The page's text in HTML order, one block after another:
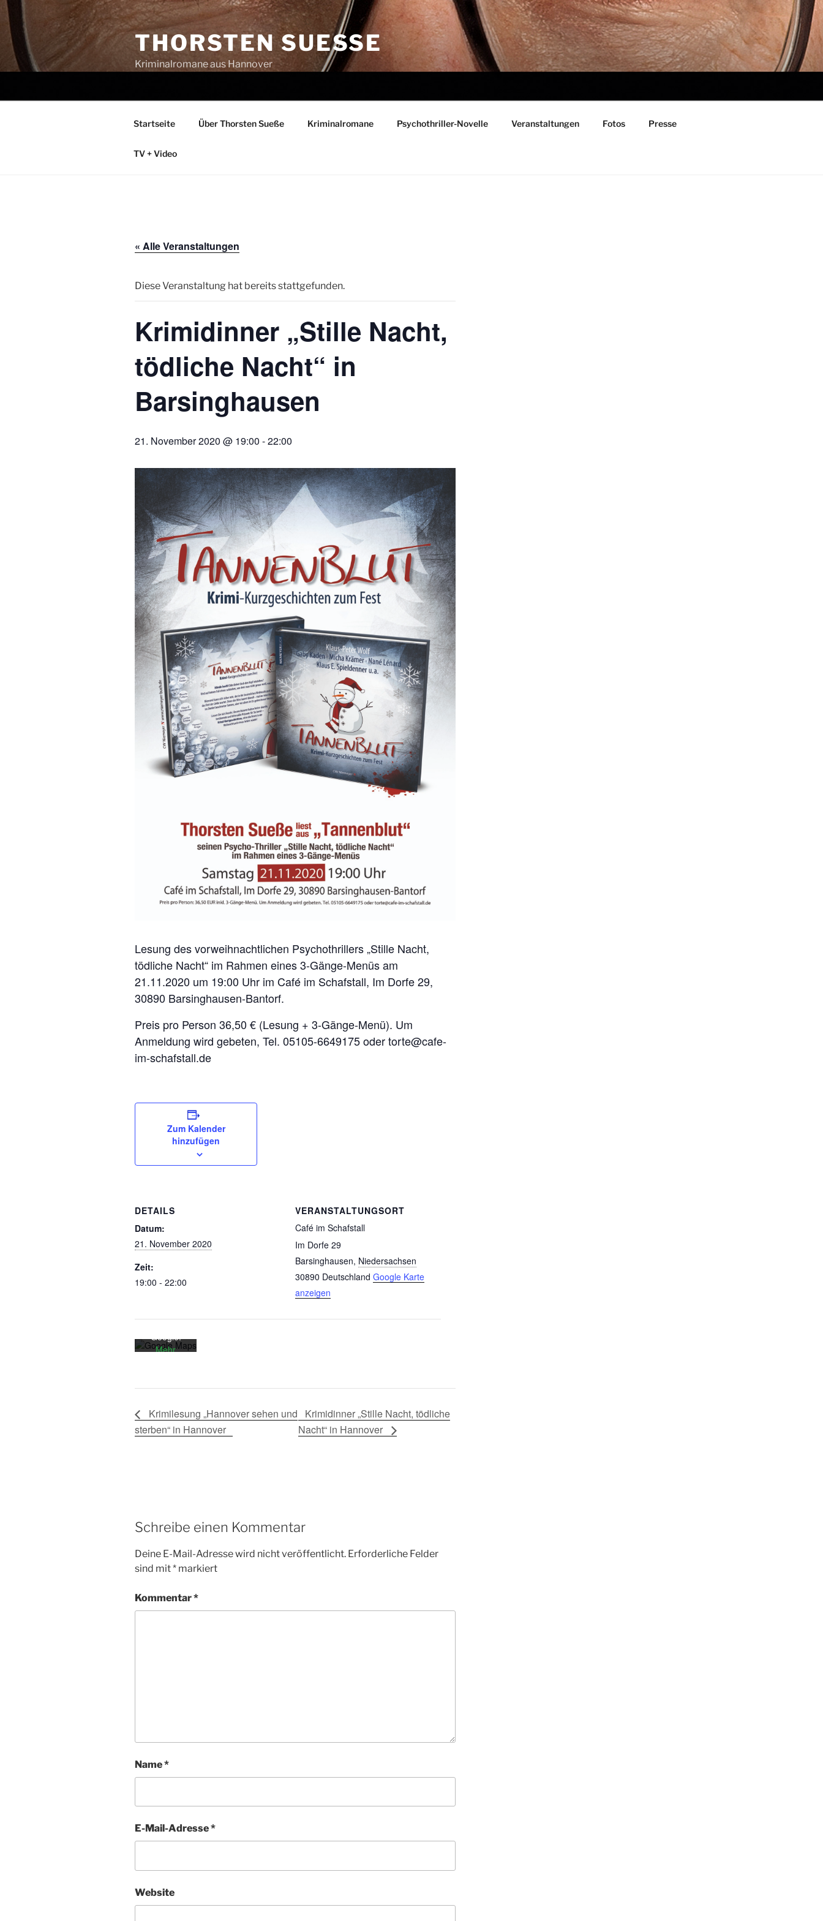
Zum
Inhalt
springen
THORSTEN SUESSE
Kriminalromane aus Hannover
Startseite Über Thorsten Sueße Kriminalromane Psychothriller-Novelle Veranstaltungen Fotos Presse
TV + Video
« Alle Veranstaltungen
Diese Veranstaltung hat bereits stattgefunden.
Krimidinner „Stille Nacht,
tödliche Nacht“ in
Barsinghausen
21. November 2020 @ 19:00 -22:00
Lesung des vorweihnachtlichen Psychothrillers „Stille Nacht,
tödliche Nacht“ im Rahmen eines 3-Gänge-Menüs am
21.11.2020 um 19:00 Uhr im Café im Schafstall, Im Dorfe 29,
30890 Barsinghausen-Bantorf.
Preis pro Person 36,50 € (Lesung + 3-Gänge-Menü). Um
Anmeldung wird gebeten, Tel. 05105-6649175 oder torte@cafe-
im-schafstall.de
Zum Kalender
hinzufügen
DETAILS
Datum:
21. November 2020
Zeit:
19:00 - 22:00
VERANSTALTUNGSORT
Café im Schafstall
Im Dorfe 29
Barsinghausen, Niedersachsen
30890 Deutschland Google Karte
anzeigen
Mit dem
Laden der
akzeptiere
n Sie die
Google.
Mehr
Karte
Google
Krimilesung „Hannover sehen und
sterben“ in Hannover
Krimidinner „Stille Nacht, tödliche
Nacht“ in Hannover
Schreibe einen Kommentar
Deine E-Mail-Adresse wird nicht veröffentlicht. Erforderliche Felder
sind mit* markiert
Kommentar*
Name*
E-Mail-Adresse*
Website